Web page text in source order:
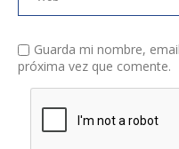
Guarda mi nombre,
próxima vez que comente.